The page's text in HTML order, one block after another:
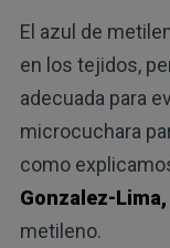
El azul de
en los tejidos,
adecuada para
microcuchara
como
Gonzalez-Lima,
metileno.